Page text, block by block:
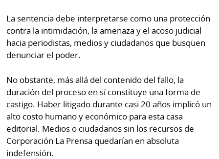
La sentencia debe interpretarse como una protección
contra la intimidación, la amenaza y el acoso judicial
hacia periodistas, medios y ciudadanos que busquen
denunciar el poder.
No obstante, más allá del contenido del fallo, la
duración del proceso en sí constituye una forma de
castigo. Haber litigado durante casi 20 años implicó un
alto costo humano y económico para esta casa
editorial. Medios o ciudadanos sin los recursos de
Corporación La Prensa quedarían en absoluta
indefensión.